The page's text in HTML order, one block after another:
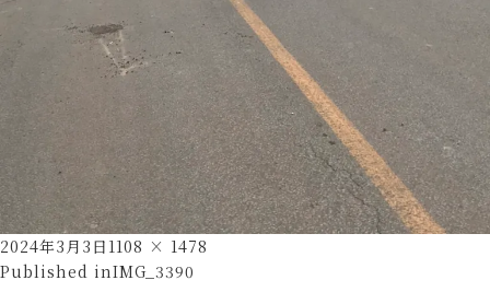
Posted
on
2024年3月3日 Full
size
1108 × 1478
投
Published inIMG_3390